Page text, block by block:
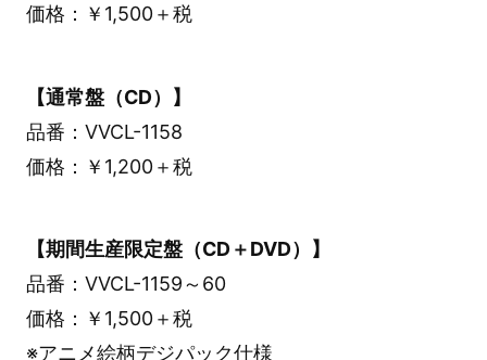
価格：￥1,500＋税
【通常盤（CD）】
品番：VVCL-1158
価格：￥1,200＋税
【期間生産限定盤（CD＋DVD）】
品番：VVCL-1159～60
価格：￥1,500＋税
※アニメ絵柄デジパック仕様